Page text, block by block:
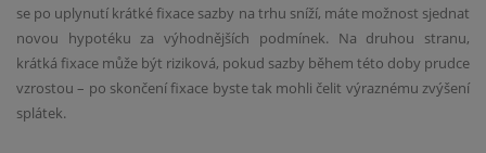
se po uplynutí krátké fixace sazby na trhu sníží, máte možnost sjednat
novou hypotéku za výhodnějších podmínek. Na druhou stranu,
krátká fixace může být riziková, pokud sazby během této doby prudce
vzrostou – po skončení fixace byste tak mohli čelit výraznému zvýšení
splátek.